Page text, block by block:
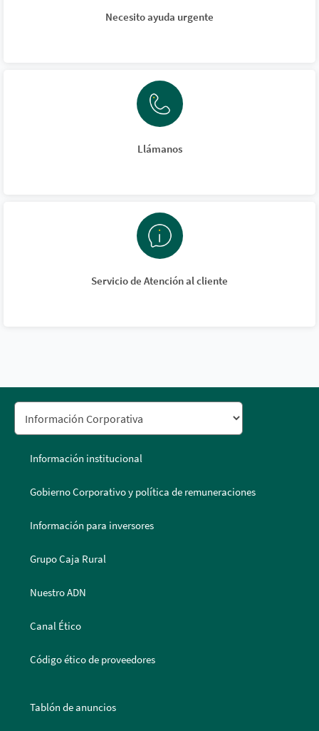
Necesito ayuda urgente
Llámanos
Servicio de Atención al cliente
Información institucional
Gobierno Corporativo y política de remuneraciones
Información para inversores
Grupo Caja Rural
Nuestro ADN
Canal Ético
Código ético de proveedores
Tablón de anuncios